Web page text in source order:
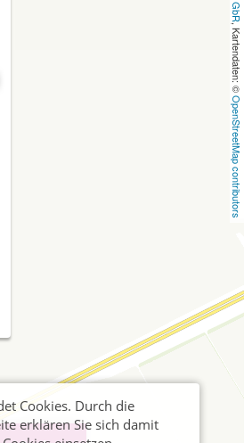
, Kartendaten: ©
OpenStreetMap contributors
Cookies. Durch die
erklären Sie sich damit